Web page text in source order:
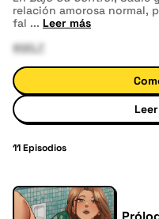
relación amorosa normal,
fal ... Leer más
#MILF
11Episodios